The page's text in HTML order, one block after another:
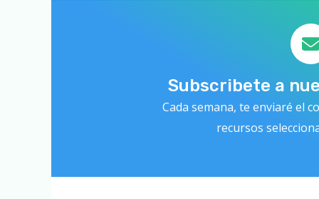
Subscribete a
Cada semana, te enviaré el
recursos